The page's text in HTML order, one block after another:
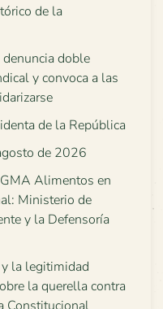
de la
doble
y convoca a las
de la República
de 2026
Alimentos en
Ministerio de
y la Defensoría
la legitimidad
la querella contra
Constitucional